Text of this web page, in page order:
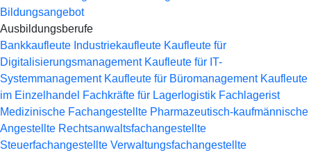
Bildungsangebot
Ausbildungsberufe
Bankkaufleute Industriekaufleute Kaufleute für
Digitalisierungsmanagement Kaufleute für IT-
Systemmanagement Kaufleute für Büromanagement Kaufleute
im Einzelhandel Fachkräfte für Lagerlogistik Fachlagerist
Medizinische Fachangestellte Pharmazeutisch-kaufmännische
Angestellte Rechtsanwaltsfachangestellte
Steuerfachangestellte Verwaltungsfachangestellte